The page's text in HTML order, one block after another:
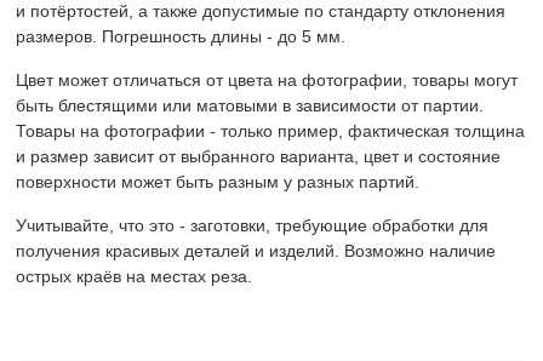
и потёртостей, а также допустимые по стандарту отклонения
размеров. Погрешность длины - до 5 мм.
Цвет может отличаться от цвета на фотографии, товары могут
быть блестящими или матовыми в зависимости от партии.
Товары на фотографии - только пример, фактическая толщина
и размер зависит от выбранного варианта, цвет и состояние
поверхности может быть разным у разных партий.
Учитывайте, что это - заготовки, требующие обработки для
получения красивых деталей и изделий. Возможно наличие
острых краёв на местах реза.